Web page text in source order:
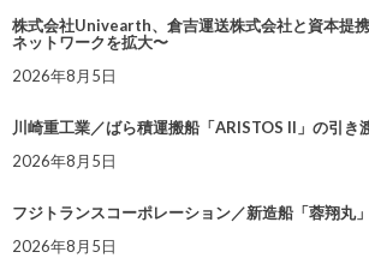
株式会社Univearth、倉吉運送株式会社と資本提
ネットワークを拡大〜
2026年8月5日
川崎重工業／ばら積運搬船「ARISTOS II」の引き
2026年8月5日
フジトランスコーポレーション／新造船「蓉翔丸
2026年8月5日